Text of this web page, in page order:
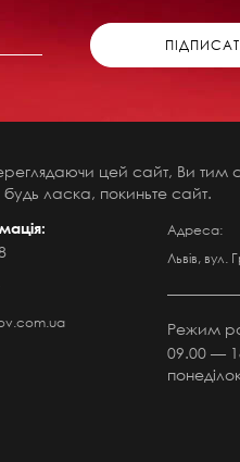
цей сайт, Ви
ласка, покиньте сайт.
Адреса:
Львів, вул.
Режим
09.00 —